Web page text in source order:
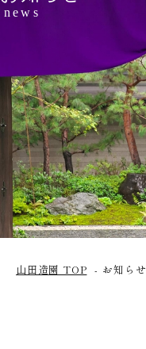
news
山田造園 TOP お知らせ